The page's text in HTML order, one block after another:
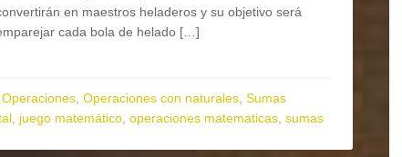
en maestros heladeros y su objetivo será
cada bola de helado […]
Operaciones Operaciones con naturales Sumas
juego matemático operaciones matematicas sumas